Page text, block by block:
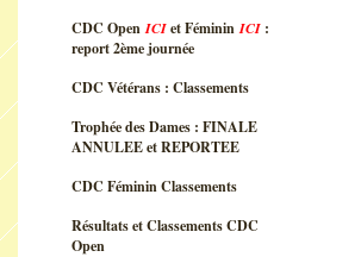
CDC OpenICIet FémininICI :
report 2ème journée
CDC Vétérans : Classements
Trophée des Dames : FINALE
ANNULEE et REPORTEE
CDC Féminin Classements
Résultats et Classements CDC
Open